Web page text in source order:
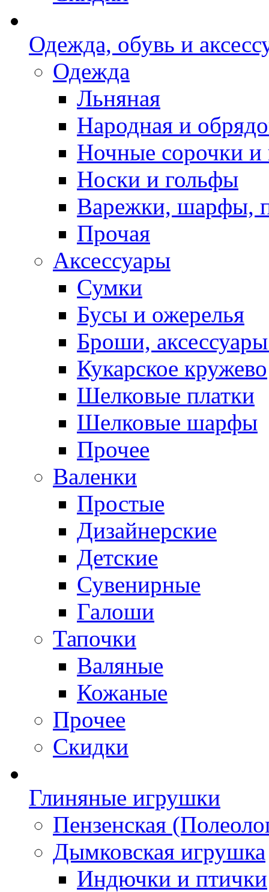
Одежда, обувь и
Одежда
Льняная
Народная и
Ночные сорочки
Носки и гольфы
Варежки, шарфы,
Прочая
Аксессуары
Сумки
Бусы и ожерелья
Броши,
Кукарское кружево
Шелковые платки
Шелковые шарфы
Прочее
Валенки
Простые
Дизайнерские
Детские
Сувенирные
Галоши
Тапочки
Валяные
Кожаные
Прочее
Скидки
Глиняные игрушки
Пензенская
Дымковская игрушка
Индючки и птички